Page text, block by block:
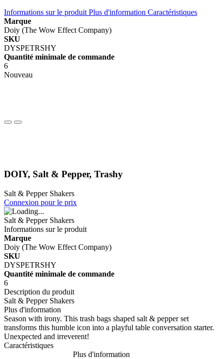
Informations sur le produit Plus d'information Caractéristiques
Marque
Doiy (The Wow Effect Company)
SKU
DYSPETRSHY
Quantité minimale de commande
6
Nouveau
DOIY, Salt & Pepper, Trashy
Salt & Pepper Shakers
Connexion pour le prix
Salt & Pepper Shakers
Informations sur le produit
Marque
Doiy (The Wow Effect Company)
SKU
DYSPETRSHY
Quantité minimale de commande
6
Description du produit
Salt & Pepper Shakers
Plus d'information
Season with irony. This trash bags shaped salt & pepper set
transforms this humble icon into a playful table conversation starter.
Unexpected and irreverent!
Caractéristiques
Plus d'information